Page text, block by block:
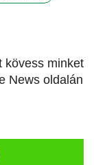
kövess minket
News oldalán